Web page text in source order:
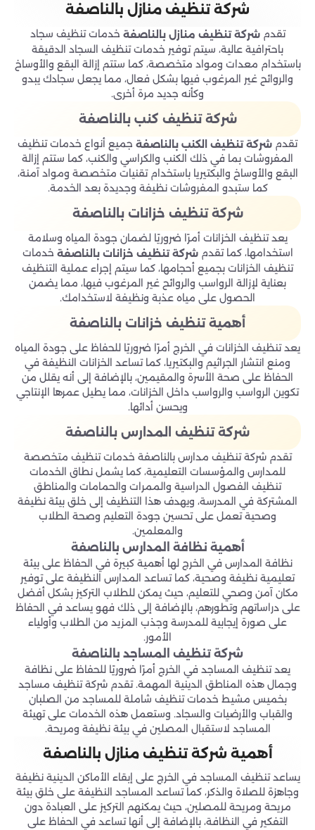
شركة تنظيف منازل بالناصفة
تقدمشركة تنظيف منازل بالناصفة خدمات تنظيف سجاد
باحترافية عالية، سيتم توفير خدمات تنظيف السجاد الدقيقة
باستخدام معدات ومواد متخصصة، كما ستتم إزالة البقع والأوساخ
والروائح غير المرغوب فيها بشكل فعال، مما يجعل سجادك يبدو
وكأنه جديد مرة أخرى.
شركة تنظيف كنب بالناصفة
تقدم شركة تنظيف الكنب بالناصفة جميع أنواع خدمات تنظيف
المفروشات بما في ذلك الكنب والكراسي والكنب، كما ستتم إزالة
البقع والأوساخ والبكتيريا باستخدام تقنيات متخصصة ومواد آمنة،
كما ستبدو المفروشات نظيفة وجديدة بعد الخدمة.
شركة تنظيف خزانات بالناصفة
يعد تنظيف الخزانات أمرًا ضروريًا لضمان جودة المياه وسلامة
استخدامها، كما تقدمشركة تنظيف خزانات بالناصفة خدمات
تنظيف الخزانات بجميع أحجامها، كما سيتم إجراء عملية التنظيف
بعناية لإزالة الرواسب والروائح غير المرغوب فيها، مما يضمن
الحصول على مياه عذبة ونظيفة لاستخدامك.
أهمية تنظيف خزانات بالناصفة
يعد تنظيف الخزانات في الخرج أمرًا ضروريًا للحفاظ على جودة المياه
ومنع انتشار الجراثيم والبكتيريا، كما تساعد الخزانات النظيفة في
الحفاظ على صحة الأسرة والمقيمين، بالإضافة إلى أنه يقلل من
تكوين الرواسب والرواسب داخل الخزانات، مما يطيل عمرها الإنتاجي
ويحسن أدائها.
شركة تنظيف المدارس بالناصفة
تقدم شركة تنظيف مدارس بالناصفة خدمات تنظيف متخصصة
للمدارس والمؤسسات التعليمية، كما يشمل نطاق الخدمات
تنظيف الفصول الدراسية والممرات والحمامات والمناطق
المشتركة في المدرسة، ويهدف هذا التنظيف إلى خلق بيئة نظيفة
وصحية تعمل على تحسين جودة التعليم وصحة الطلاب
والمعلمين.
أهمية نظافة المدارس بالناصفة
نظافة المدارس في الخرج لها أهمية كبيرة في الحفاظ على بيئة
تعليمية نظيفة وصحية، كما تساعد المدارس النظيفة على توفير
مكان آمن وصحي للتعليم، حيث يمكن للطلاب التركيز بشكل أفضل
على دراساتهم وتطورهم، بالإضافة إلى ذلك فهو يساعد في الحفاظ
على صورة إيجابية للمدرسة وجذب المزيد من الطلاب وأولياء
الأمور.
شركة تنظيف المساجد بالناصفة
يعد تنظيف المساجد في الخرج أمرًا ضروريًا للحفاظ على نظافة
وجمال هذه المناطق الدينية المهمة. تقدم شركة تنظيف مساجد
بخميس مشيط خدمات تنظيف شاملة للمساجد من الصلبان
والقباب والأرضيات والسجاد. وستعمل هذه الخدمات على تهيئة
المساجد لاستقبال المصلين في بيئة نظيفة ومريحة.
أهمية شركة تنظيف منازل بالناصفة
يساعد تنظيف المساجد في الخرج على إبقاء الأماكن الدينية نظيفة
وجاهزة للصلاة والذكر، كما تساعد المساجد النظيفة على خلق بيئة
مريحة ومريحة للمصلين، حيث يمكنهم التركيز على العبادة دون
التفكير في النظافة، بالإضافة إلى أنها تساعد في الحفاظ على